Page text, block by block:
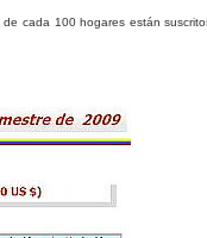
cada 100 hogares están